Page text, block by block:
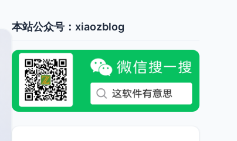
本站公众号：xiaozblog